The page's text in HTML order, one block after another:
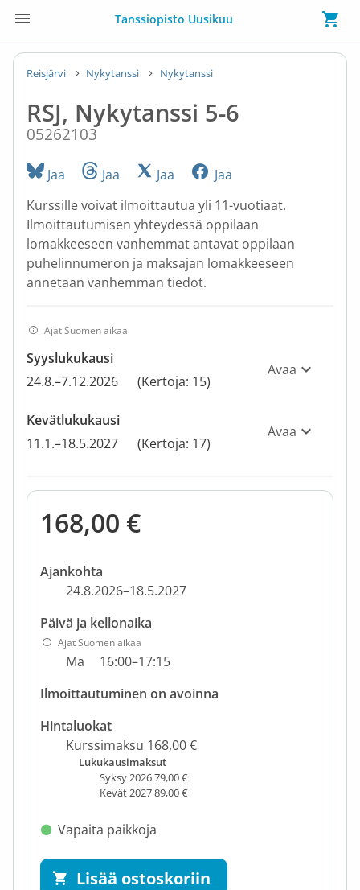
Tanssiopisto Uusikuu
Reisjärvi Nykytanssi Nykytanssi
RSJ, Nykytanssi 5-6
05262103
Jaa Jaa Jaa
Jaa
Kurssille voivat ilmoittautua yli 11-vuotiaat.
Ilmoittautumisen yhteydessä oppilaan
lomakkeeseen vanhemmat antavat oppilaan
puhelinnumeron ja maksajan lomakkeeseen
annetaan vanhemman tiedot.
Ajat Suomen aikaa
Syyslukukausi
24.8.–7.12.2026
(Kertoja: 15)
Avaa
Kevätlukukausi
11.1.–18.5.2027
(Kertoja: 17)
Avaa
168,00 €
Ajankohta
24.8.2026–18.5.2027
Päivä ja kellonaika
Ajat Suomen aikaa
Ma
16:00–17:15
Ilmoittautuminen on avoinna
Hintaluokat
Kurssimaksu 168,00 €
Lukukausimaksut
Syksy 2026 79,00 €
Kevät 2027 89,00 €
Vapaita paikkoja
Lisää ostoskoriin